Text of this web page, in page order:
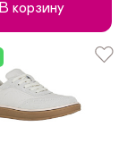
В корзину